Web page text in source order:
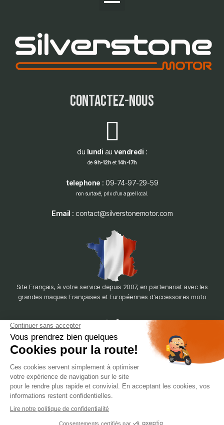
contactez-nous
du lundi au vendredi :
de 9h-12het 14h-17h
telephone : 09-74-97-29-59
non surtaxé, prix d'un appel local.
Email : contact@silverstonemotor.com
Site Français, à votre service depuis 2007, en partenariat avec les
grandes maques Françaises et Européennes d'accessoires moto
388 Av. Charles de Gaulle, 69200 Vénissieux